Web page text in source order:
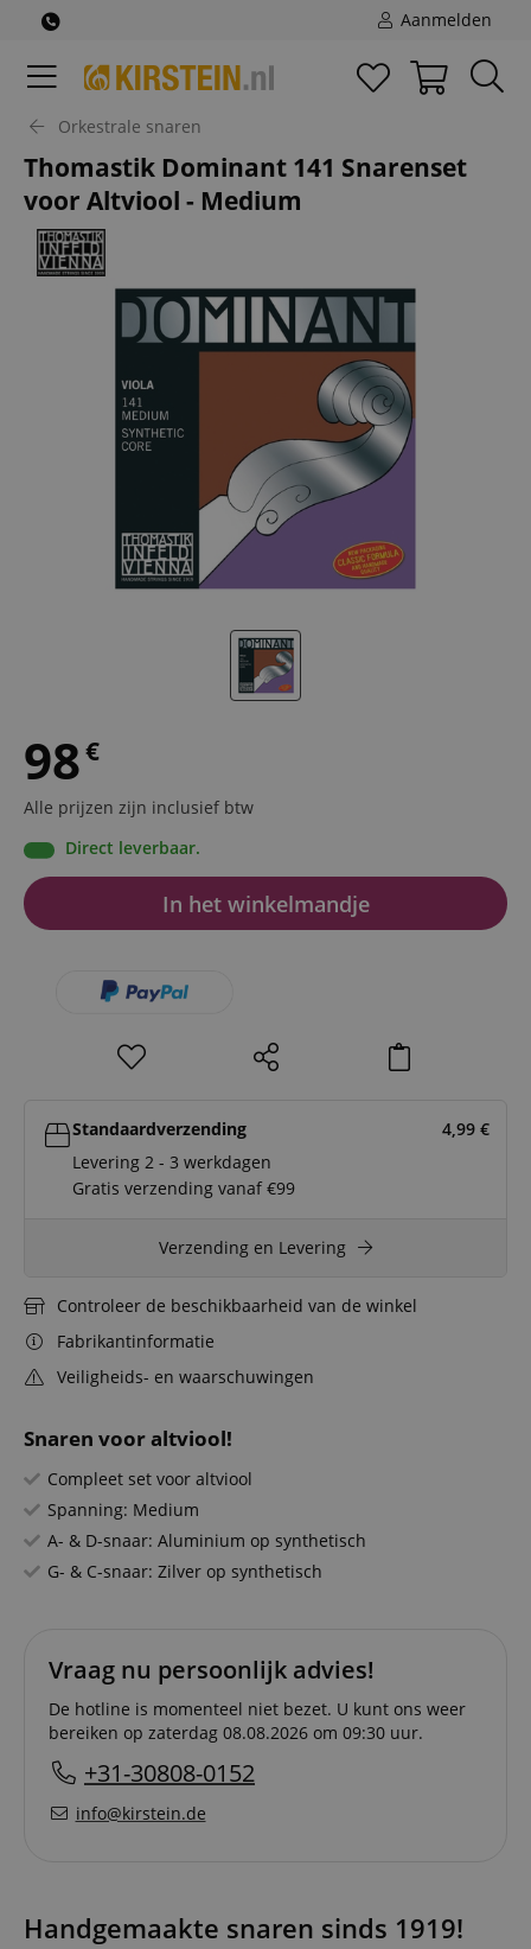
Aanmelden
Orkestrale snaren
Thomastik Dominant 141 Snarenset
voor Altviool - Medium
Snaren voor altviool!
Compleet set voor altviool
Spanning: Medium
A- & D-snaar: Aluminium op synthetisch
G- & C-snaar: Zilver op synthetisch
98€
Alle prijzen zijn inclusief btw
Direct leverbaar.
In het winkelmandje
Standaardverzending 4,99 €
Levering 2 - 3 werkdagen
Gratis verzending vanaf €99
Verzending en Levering
Controleer de beschikbaarheid van de winkel
Fabrikantinformatie
Veiligheids- en waarschuwingen
Vraag nu persoonlijk advies!
De hotline is momenteel niet bezet. U kunt ons weer
bereiken op zaterdag 08.08.2026 om 09:30 uur.
+31-30808-0152
info@kirstein.de
Handgemaakte snaren sinds 1919!